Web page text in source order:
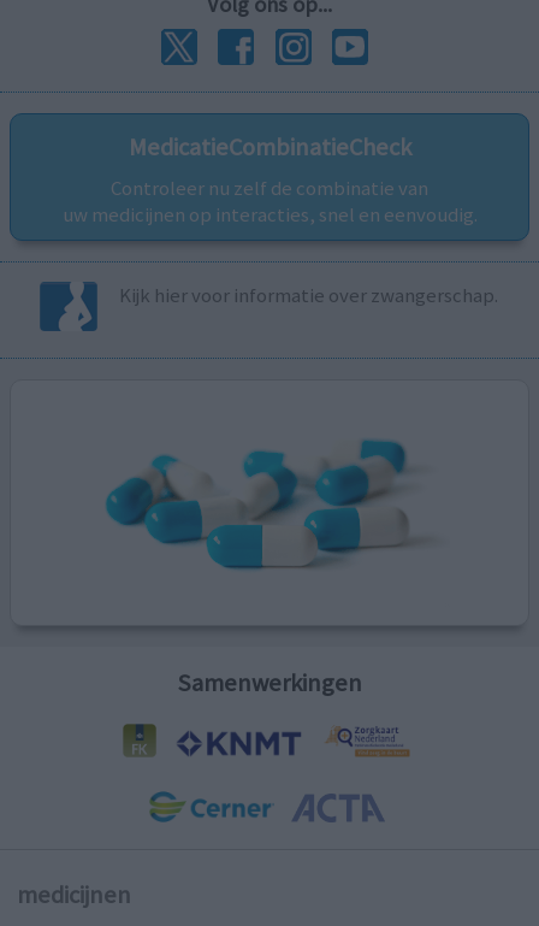
MedicatieCombinatieCheck
Controleer nu zelf de combinatie van
uw medicijnen op interacties, snel en eenvoudig.
Kijk hier voor informatie over zwangerschap.
Samenwerkingen
medicijnen